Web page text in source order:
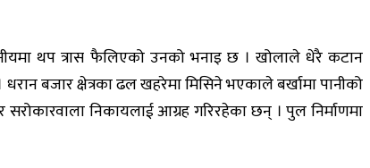
थप त्रास फैलिएको उनको भनाइ छ । खोलाले धेरै कटान
बजार क्षेत्रका ढल खहरेमा मिसिने भएकाले बर्खामा पानीको
निकायलाई आग्रह गरिरहेका छन् । पुल निर्माणमा